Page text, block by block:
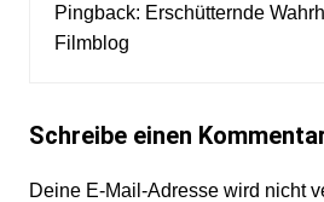
Pingback: Erschütternde
Filmblog
Schreibe einen
Deine E-Mail-Adresse wird nicht